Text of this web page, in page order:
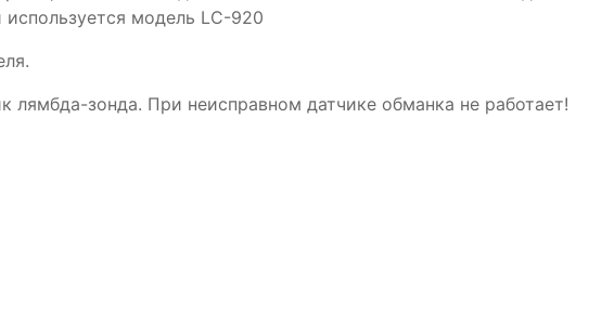
модель LC-920
лямбда-зонда. При неисправном датчике обманка не работает!